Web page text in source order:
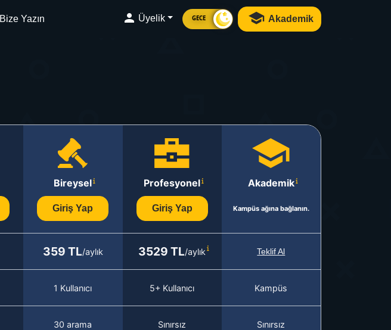
Bize Yazın Üyelik GECE Akademik
Bireysel
Giriş Yap
Profesyonel
Giriş Yap
Akademik
Kampüs ağına bağlanın.
359 TL/aylık 3529 TL/aylık Teklif Al
1 Kullanıcı 5+ Kullanıcı Kampüs
30 arama Sınırsız Sınırsız